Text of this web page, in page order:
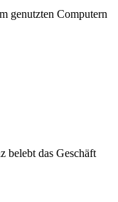
genutzten Computern
belebt das Geschäft